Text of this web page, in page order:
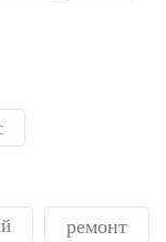
ремонт